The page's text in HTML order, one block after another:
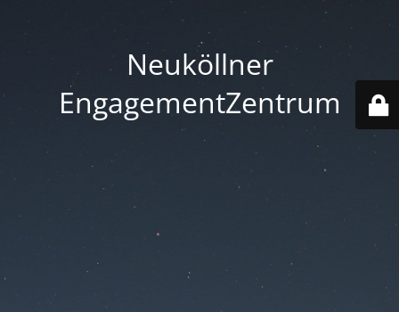
Neuköllner
EngagementZentrum